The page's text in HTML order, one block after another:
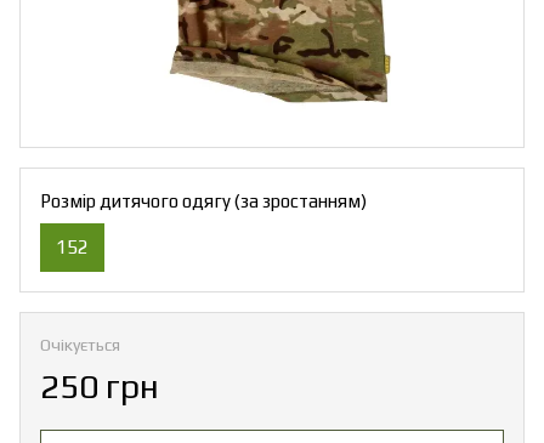
Розмір дитячого одягу (за зростанням)
152
Очікується
250 грн